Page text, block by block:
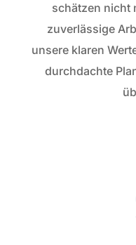
schätzen nicht
zuverlässige
unsere klaren
durchdachte